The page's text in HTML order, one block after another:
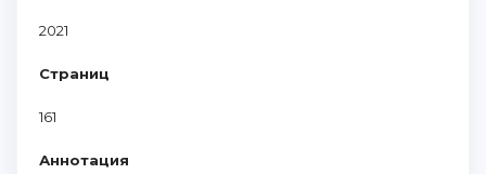
2021
Страниц
161
Аннотация